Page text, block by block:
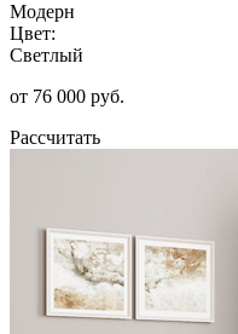
Модерн
Цвет:
Светлый
от 76 000 руб.
Рассчитать